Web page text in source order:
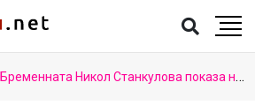
Бременната Никол Станкулова показа наедряло коремче (+ Яки снимки от хавайското й парти за ЧРД)